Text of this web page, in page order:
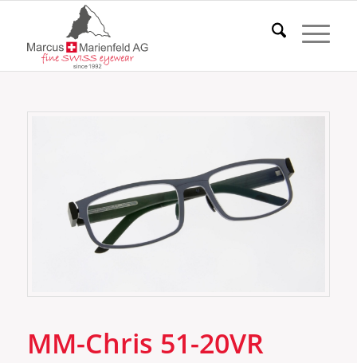
MM-Chris 51-20VR